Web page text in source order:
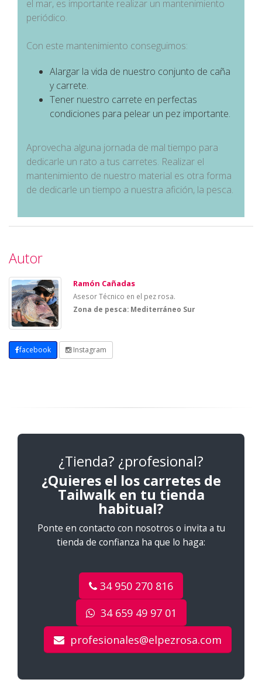
el mar, es importante realizar un mantenimiento
periódico.
Con este mantenimiento conseguimos:
Alargar la vida de nuestro conjunto de caña
y carrete.
Tener nuestro carrete en perfectas
condiciones para pelear un pez importante.
Aprovecha alguna jornada de mal tiempo para
dedicarle un rato a tus carretes. Realizar el
mantenimiento de nuestro material es otra forma
de dedicarle un tiempo a nuestra afición, la pesca.
Autor
Ramón Cañadas
Asesor Técnico en el pez rosa.
Zona de pesca: Mediterráneo Sur
facebook Instagram
¿Tienda? ¿profesional?
¿Quieres el los carretes de
Tailwalk en tu tienda
habitual?
Ponte en contacto con nosotros o invita a tu
tienda de confianza ha que lo haga:
34 950 270 816
34 659 49 97 01
profesionales@elpezrosa.com